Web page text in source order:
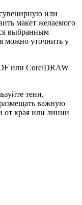
или
макет желаемого
выбранным
можно уточнить у
или CorelDRAW
тени,
важную
от края или линии